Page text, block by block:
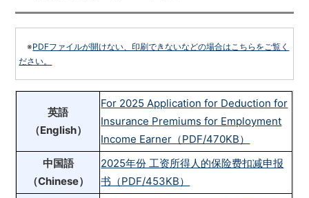
※PDFファイルが開けない、印刷できないなどの場合はこちらをご覧く
ださい。
英語
（English）
For 2025 Application for Deduction for
Insurance Premiums for Employment
Income Earner（PDF/470KB）
中国語
（Chinese）
2025年份 工资所得人的保险费扣减申报
书（PDF/453KB）